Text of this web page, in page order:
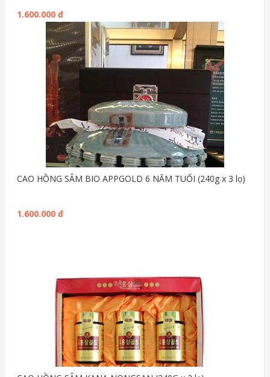
1.600.000 đ
CAO HỒNG SÂM BIO APPGOLD 6 NĂM TUỔI (240g x 3 lọ)
1.600.000 đ